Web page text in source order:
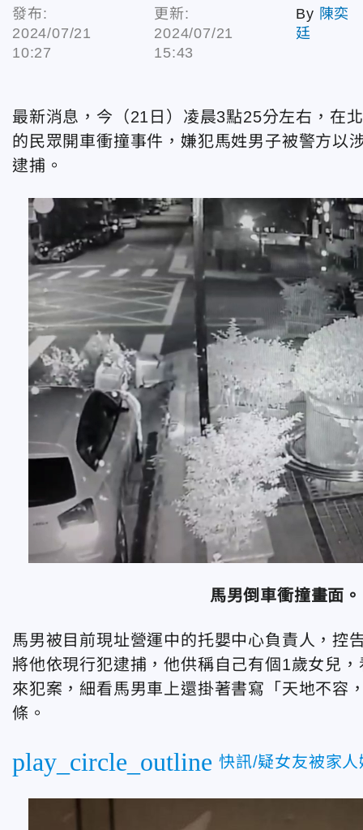
發布:
2024/07/21
10:27
更新:
2024/07/21
15:43
By 陳奕
廷
最新消息，今（21日）凌晨3點25分左右，在
的民眾開車衝撞事件，嫌犯馬姓男子被警方以
逮捕。
馬男倒車衝撞畫面
馬男被目前現址營運中的托嬰中心負責人，控
將他依現行犯逮捕，他供稱自己有個1歲女兒
來犯案，細看馬男車上還掛著書寫「天地不容
條。
play_circle_outline 快訊/疑女友被家